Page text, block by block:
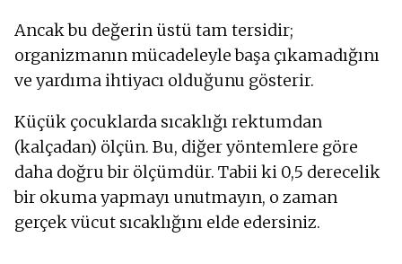
Ancak bu değerin üstü tam tersidir;
organizmanın mücadeleyle başa çıkamadığını
ve yardıma ihtiyacı olduğunu gösterir.
Küçük çocuklarda sıcaklığı rektumdan
(kalçadan) ölçün. Bu, diğer yöntemlere göre
daha doğru bir ölçümdür. Tabii ki 0,5 derecelik
bir okuma yapmayı unutmayın, o zaman
gerçek vücut sıcaklığını elde edersiniz.